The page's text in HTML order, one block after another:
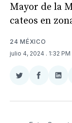
Mayor de la
cateos en
24 MÉXICO
julio 4, 2024 . 1:32 PM
Compartir
Twitter